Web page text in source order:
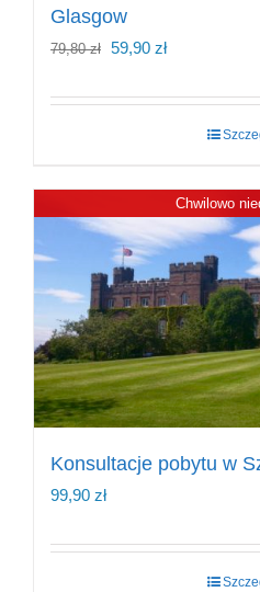
Glasgow
79,80zł Pierwotna
59,90 złAktualna
59,90 zł.
Chwilowo
Konsultacje pobytu w
99,90 zł